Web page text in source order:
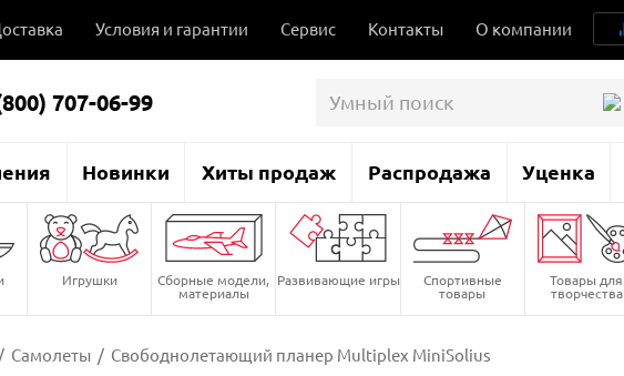
Условия и гарантии Сервис Контакты О компании
707-06-99
Новинки Хиты продаж Распродажа Уценка
Игрушки Сборные модели,
материалы
Развивающие игры Спортивные
товары
Товары для
творчества
/ Самолеты / Свободнолетающий планер Multiplex MiniSolius